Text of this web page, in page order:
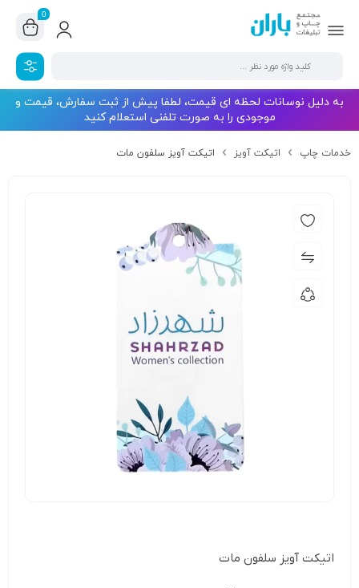
0
به دلیل نوسانات لحظه ای قیمت، لطفا پیش از ثبت سفارش، قیمت و
موجودی را به صورت تلفنی استعلام کنید
خدمات چاپ اتیکت آویز اتیکت آویز سلفون مات
اتیکت آویز سلفون مات